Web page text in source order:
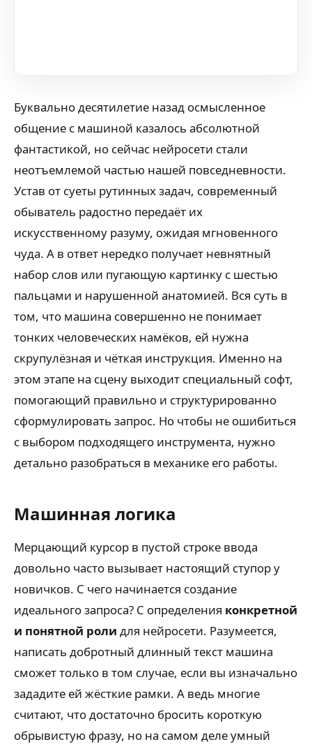
Буквально десятилетие назад осмысленное
общение с машиной казалось абсолютной
фантастикой, но сейчас нейросети стали
неотъемлемой частью нашей повседневности.
Устав от суеты рутинных задач, современный
обыватель радостно передаёт их
искусственному разуму, ожидая мгновенного
чуда. А в ответ нередко получает невнятный
набор слов или пугающую картинку с шестью
пальцами и нарушенной анатомией. Вся суть в
том, что машина совершенно не понимает
тонких человеческих намёков, ей нужна
скрупулёзная и чёткая инструкция. Именно на
этом этапе на сцену выходит специальный софт,
помогающий правильно и структурированно
сформулировать запрос. Но чтобы не ошибиться
с выбором подходящего инструмента, нужно
детально разобраться в механике его работы.
Машинная логика
Мерцающий курсор в пустой строке ввода
довольно часто вызывает настоящий ступор у
новичков. С чего начинается создание
идеального запроса? С определения конкретной
и понятной роли для нейросети. Разумеется,
написать добротный длинный текст машина
сможет только в том случае, если вы изначально
зададите ей жёсткие рамки. А ведь многие
считают, что достаточно бросить короткую
обрывистую фразу, но на самом деле умный